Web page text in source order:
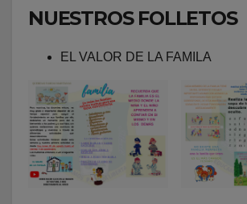
NUESTROS FOLLETOS
EL VALOR DE LA FAMILA